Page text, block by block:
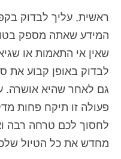
ראשית, עליך לבדוק
שאין אי התאמות או
גם לאחר שהיא אושרה.
פעולה זו תיקח פחות
לחסוך לכם טרחה רבה
מחדש את כל הטיול